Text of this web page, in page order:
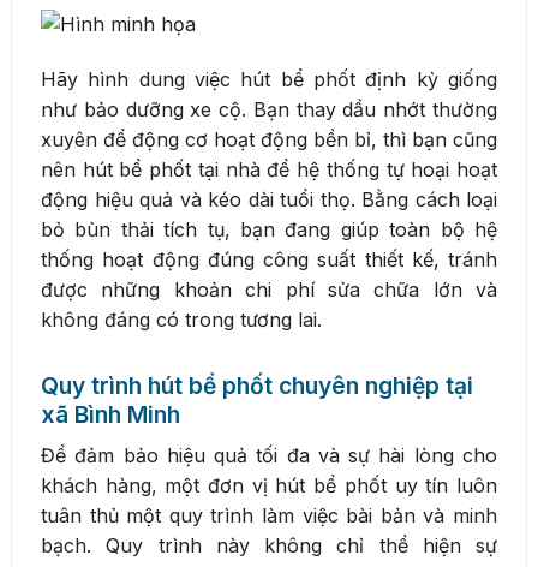
Hãy hình dung việc hút bể phốt định kỳ giống
như bảo dưỡng xe cộ. Bạn thay dầu nhớt thường
xuyên để động cơ hoạt động bền bỉ, thì bạn cũng
nên hút bể phốt tại nhà để hệ thống tự hoại hoạt
động hiệu quả và kéo dài tuổi thọ. Bằng cách loại
bỏ bùn thải tích tụ, bạn đang giúp toàn bộ hệ
thống hoạt động đúng công suất thiết kế, tránh
được những khoản chi phí sửa chữa lớn và
không đáng có trong tương lai.
Quy trình hút bể phốt chuyên nghiệp tại
xã Bình Minh
Để đảm bảo hiệu quả tối đa và sự hài lòng cho
khách hàng, một đơn vị hút bể phốt uy tín luôn
tuân thủ một quy trình làm việc bài bản và minh
bạch. Quy trình này không chỉ thể hiện sự